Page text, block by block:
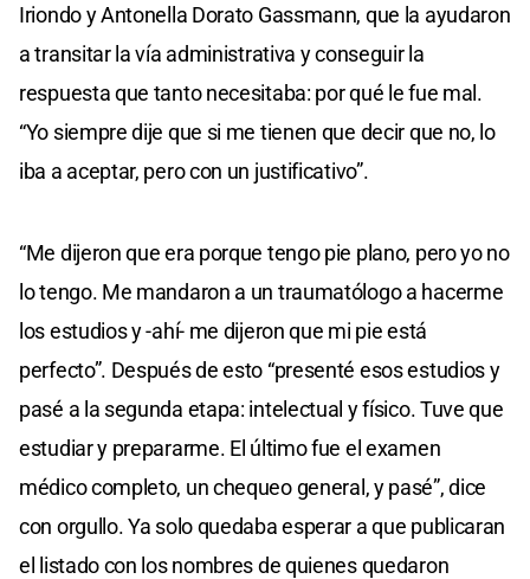
Iriondo y Antonella Dorato Gassmann, que la ayudaron
a transitar la vía administrativa y conseguir la
respuesta que tanto necesitaba: por qué le fue mal.
“Yo siempre dije que si me tienen que decir que no, lo
iba a aceptar, pero con un justificativo”.
“Me dijeron que era porque tengo pie plano, pero yo no
lo tengo. Me mandaron a un traumatólogo a hacerme
los estudios y -ahí- me dijeron que mi pie está
perfecto”. Después de esto “presenté esos estudios y
pasé a la segunda etapa: intelectual y físico. Tuve que
estudiar y prepararme. El último fue el examen
médico completo, un chequeo general, y pasé”, dice
con orgullo. Ya solo quedaba esperar a que publicaran
el listado con los nombres de quienes quedaron